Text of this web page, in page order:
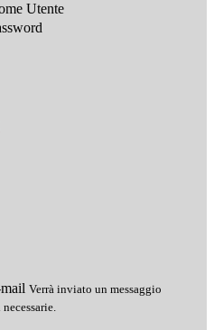
Utente
Verrà inviato un messaggio